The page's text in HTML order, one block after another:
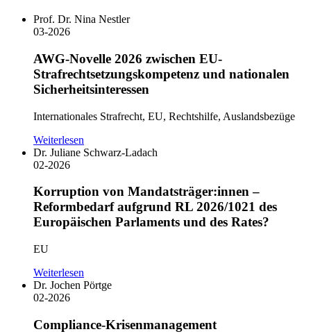
Prof. Dr. Nina Nestler
03-2026
AWG-Novelle 2026 zwischen EU-
Strafrechtsetzungskompetenz und nationalen
Sicherheitsinteressen
Internationales Strafrecht, EU, Rechtshilfe, Auslandsbezüge
Weiterlesen
Dr. Juliane Schwarz-Ladach
02-2026
Korruption von Mandatsträger:innen –
Reformbedarf aufgrund RL 2026/1021 des
Europäischen Parlaments und des Rates?
EU
Weiterlesen
Dr. Jochen Pörtge
02-2026
Compliance-Krisenmanagement